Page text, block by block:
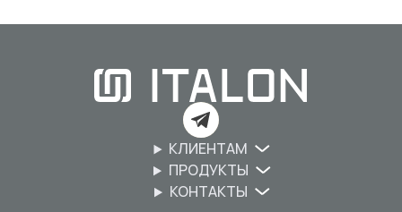
КЛИЕНТАМ
ПРОДУКТЫ
КОНТАКТЫ